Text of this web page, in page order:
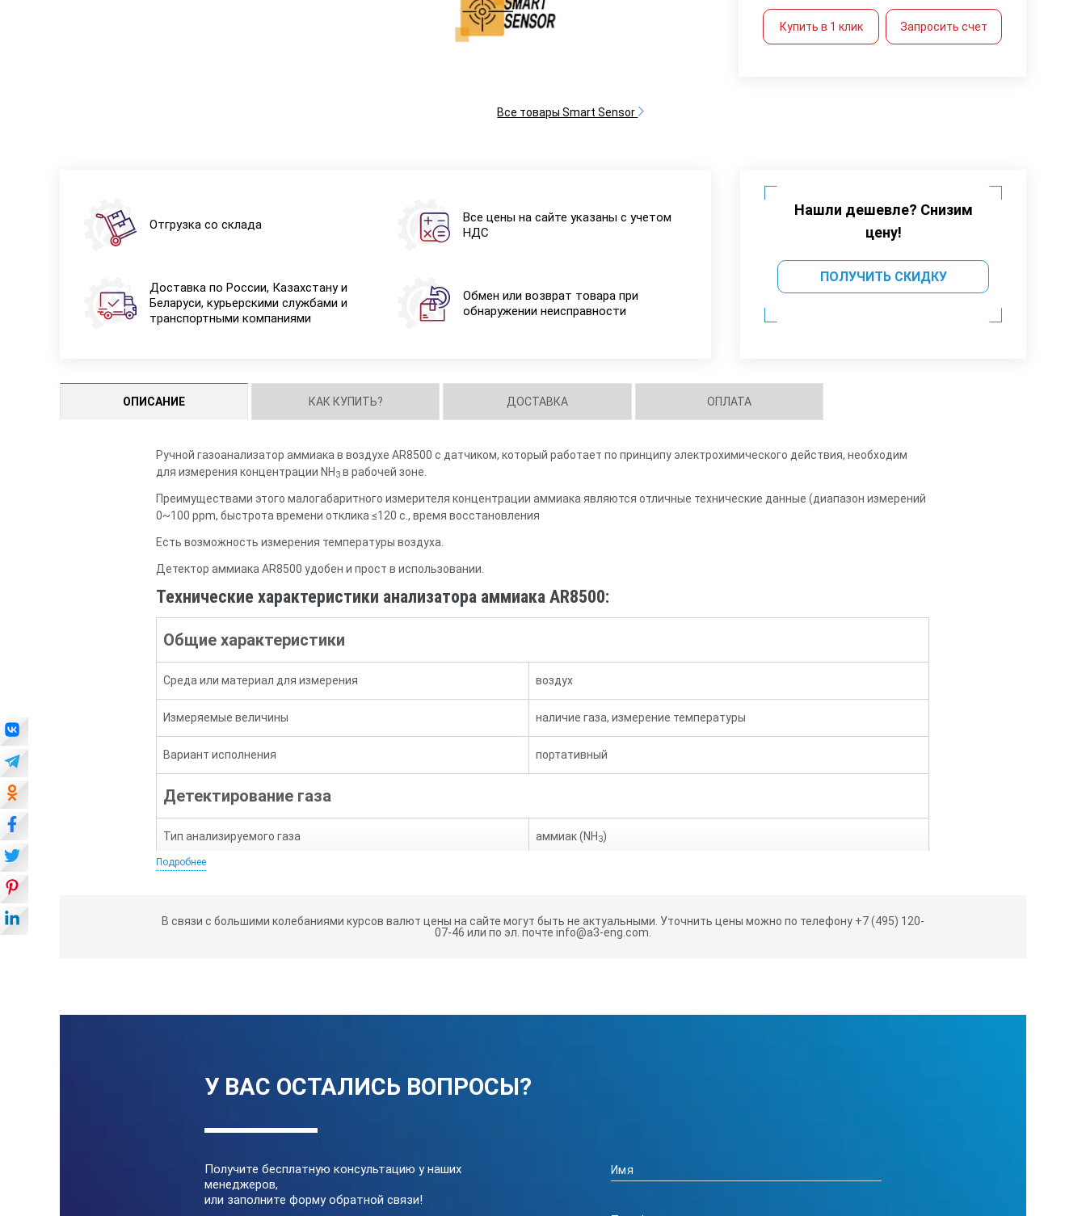
Все товары Smart Sensor
Купить в 1 клик Запросить счет
Отгрузка со склада
Все цены на сайте указаны с учетом
НДС
Доставка по России, Казахстану и
Беларуси, курьерскими службами и
транспортными компаниями
Обмен или возврат товара при
обнаружении неисправности
Нашли дешевле? Снизим
цену!
ПОЛУЧИТЬ СКИДКУ
ОПИСАНИЕ КАК КУПИТЬ? ДОСТАВКА ОПЛАТА
Ручной газоанализатор аммиака в воздухе AR8500 с датчиком, который работает по принципу электрохимического действия, необходим
для измерения концентрации NH3 в рабочей зоне.
Преимуществами этого малогабаритного измерителя концентрации аммиака являются отличные технические данные (диапазон измерений
0~100 ppm, быстрота времени отклика ≤120 с., время восстановления
Есть возможность измерения температуры воздуха.
Детектор аммиака AR8500 удобен и прост в использовании.
Технические характеристики анализатора аммиака AR8500:
Общие характеристики
Среда или материал для измерения воздух
Измеряемые величины наличие газа, измерение температуры
Вариант исполнения портативный
Детектирование газа
Тип анализируемого газа аммиак (NH 3)
Диапазон измерений
Световое оповещение
Датчик
Расположение
Подробнее
В связи с большими колебаниями курсов валют цены на сайте могут быть не актуальными. Уточнить цены можно по телефону +7 (495) 120-
07-46 или по эл. почте info@a3-eng.com.
У ВАС ОСТАЛИСЬ ВОПРОСЫ?
Получите бесплатную консультацию у наших
менеджеров,
или заполните форму обратной связи!